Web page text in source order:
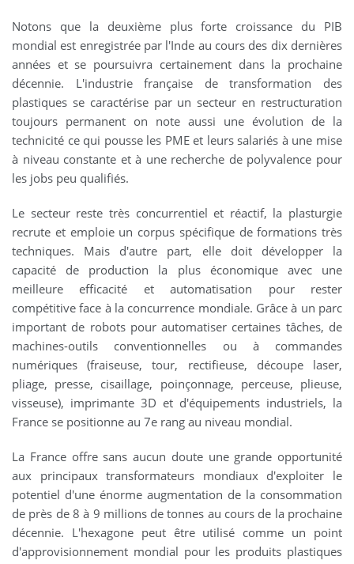
Notons que la deuxième plus forte croissance du PIB
mondial est enregistrée par l'Inde au cours des dix dernières
années et se poursuivra certainement dans la prochaine
décennie. L'industrie française de transformation des
plastiques se caractérise par un secteur en restructuration
toujours permanent on note aussi une évolution de la
technicité ce qui pousse les PME et leurs salariés à une mise
à niveau constante et à une recherche de polyvalence pour
les jobs peu qualifiés.
Le secteur reste très concurrentiel et réactif, la plasturgie
recrute et emploie un corpus spécifique de formations très
techniques. Mais d'autre part, elle doit développer la
capacité de production la plus économique avec une
meilleure efficacité et automatisation pour rester
compétitive face à la concurrence mondiale. Grâce à un parc
important de robots pour automatiser certaines tâches, de
machines-outils conventionnelles ou à commandes
numériques (fraiseuse, tour, rectifieuse, découpe laser,
pliage, presse, cisaillage, poinçonnage, perceuse, plieuse,
visseuse), imprimante 3D et d'équipements industriels, la
France se positionne au 7e rang au niveau mondial.
La France offre sans aucun doute une grande opportunité
aux principaux transformateurs mondiaux d'exploiter le
potentiel d'une énorme augmentation de la consommation
de près de 8 à 9 millions de tonnes au cours de la prochaine
décennie. L'hexagone peut être utilisé comme un point
d'approvisionnement mondial pour les produits plastiques